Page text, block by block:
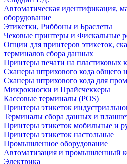
Автоматическая идентификация,
оборудование
Этикетки, Риббоны и Браслеты
Чековые принтеры и Фискальные
Опции для принтеров этикеток,
терминалов сбора данных
Принтеры печати на пластиковых
Сканеры штрихового кода общего
Сканеры штрихового кода для
Микрокиоски и Прайсчеккеры
Кассовые терминалы (POS)
Принтеры этикеток
Терминалы сбора данных и
Принтеры этикеток мобильные и
Принтеры этикеток настольные
Промышленное оборудование
Автоматизация и промышленный
Электрика